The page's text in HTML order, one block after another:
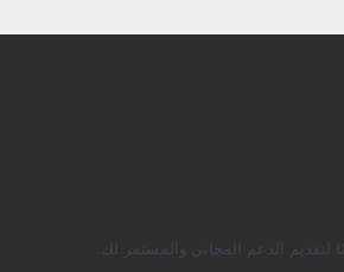
لتقديم الدعم المجاني والمستمر لك.